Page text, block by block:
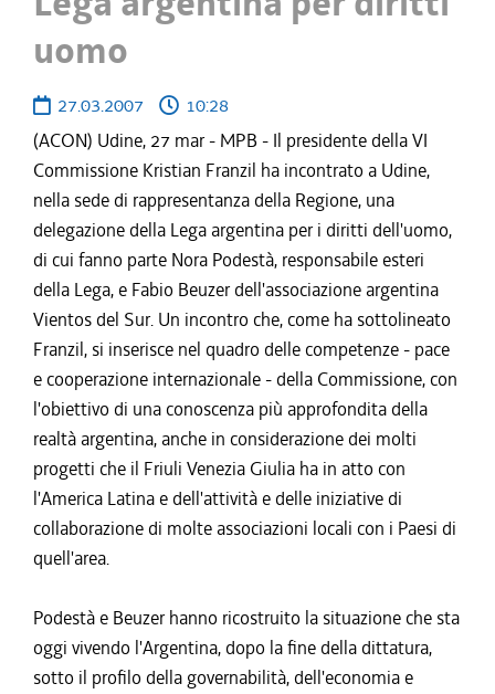
uomo
27.03.2007
10:28
(ACON) Udine, 27 mar - MPB - Il presidente della VI
Commissione Kristian Franzil ha incontrato a Udine,
nella sede di rappresentanza della Regione, una
delegazione della Lega argentina per i diritti dell'uomo,
di cui fanno parte Nora Podestà, responsabile esteri
della Lega, e Fabio Beuzer dell'associazione argentina
Vientos del Sur. Un incontro che, come ha sottolineato
Franzil, si inserisce nel quadro delle competenze - pace
e cooperazione internazionale - della Commissione, con
l'obiettivo di una conoscenza più approfondita della
realtà argentina, anche in considerazione dei molti
progetti che il Friuli Venezia Giulia ha in atto con
l'America Latina e dell'attività e delle iniziative di
collaborazione di molte associazioni locali con i Paesi di
quell'area.
Podestà e Beuzer hanno ricostruito la situazione che sta
oggi vivendo l'Argentina, dopo la fine della dittatura,
sotto il profilo della governabilità, dell'economia e